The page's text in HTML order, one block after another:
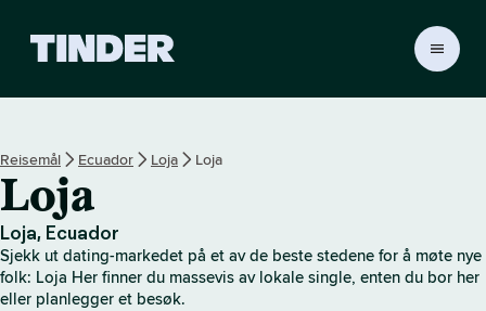
r
e
m
m
Reisemål Ecuador Loja Loja
Loja
Loja, Ecuador
Sjekk ut dating-markedet på et av de beste stedene for å møte nye
folk: Loja Her finner du massevis av lokale single, enten du bor her
eller planlegger et besøk.